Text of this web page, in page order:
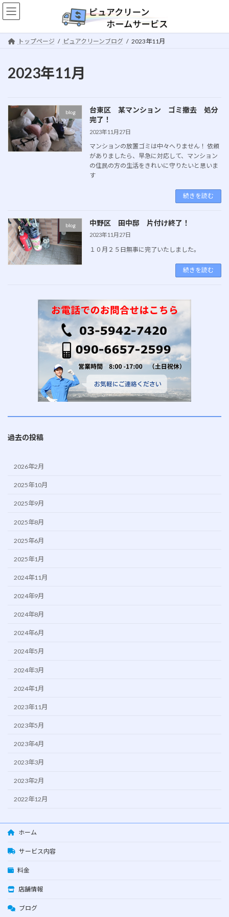
コ
ン
ン
ナ
ビ
ー
トップページ ピュアクリーンブログ 2023年11月
2023年11月
blog
台東区 某マンション ゴミ撤去 処分
完了！
2023年11月27日
マンションの放置ゴミは中々へりません！ 依頼
がありましたら、早急に対応して、マンション
の住民の方の生活をきれいに守りたいと思いま
す
続きを読む
blog 中野区 田中邸 片付け終了！
2023年11月27日
１０月２５日無事に完了いたしました。
続きを読む
過去の投稿
2026年2月
2025年10月
2025年9月
2025年8月
2025年6月
2025年1月
2024年11月
2024年9月
2024年8月
2024年6月
2024年5月
2024年3月
2024年1月
2023年11月
2023年5月
2023年4月
2023年3月
2023年2月
2022年12月
ホーム
サービス内容
料金
店舗情報
ブログ